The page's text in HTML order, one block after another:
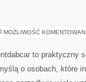
MOŻLIWOŚĆ
to praktyczny
o osobach, które